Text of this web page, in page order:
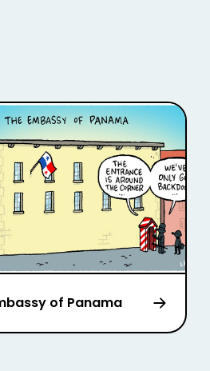
of Panama